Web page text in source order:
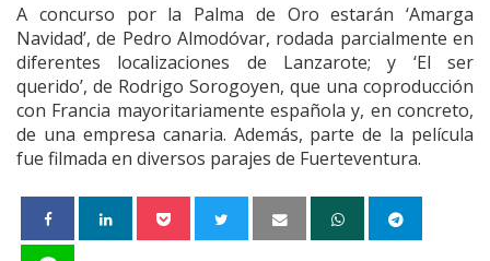
A concurso por la Palma de Oro estarán ‘Amarga
Navidad’, de Pedro Almodóvar, rodada parcialmente en
diferentes localizaciones de Lanzarote; y ‘El ser
querido’, de Rodrigo Sorogoyen, que una coproducción
con Francia mayoritariamente española y, en concreto,
de una empresa canaria. Además, parte de la película
fue filmada en diversos parajes de Fuerteventura.